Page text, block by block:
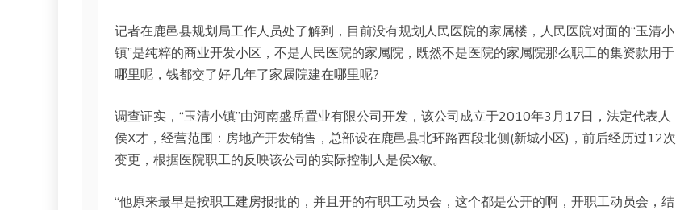
记者在鹿邑县规划局工作人员处了解到，目前没有规划人民医院的家属楼，人民医院对面的“玉清小
镇”是纯粹的商业开发小区，不是人民医院的家属院，既然不是医院的家属院那么职工的集资款用于
哪里呢，钱都交了好几年了家属院建在哪里呢?
调查证实，“玉清小镇”由河南盛岳置业有限公司开发，该公司成立于2010年3月17日，法定代表人
侯X才，经营范围：房地产开发销售，总部设在鹿邑县北环路西段北侧(新城小区)，前后经历过12次
变更，根据医院职工的反映该公司的实际控制人是侯X敏。
“他原来最早是按职工建房报批的，并且开的有职工动员会，这个都是公开的啊，开职工动员会，结